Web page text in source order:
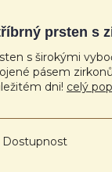
prsten s
s širokými
pásem
dni! celý
Dostupnost